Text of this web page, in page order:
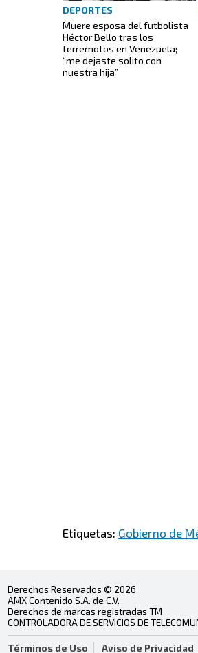
DEPORTES
Muere esposa del futbolista
Héctor Bello tras los
terremotos en Venezuela;
“me dejaste solito con
nuestra hija”
Etiquetas: Gobierno de
Derechos Reservados © 2026
AMX Contenido S.A. de C.V.
Derechos de marcas registradas TM
CONTROLADORA DE SERVICIOS DE
Términos de Uso Aviso de Privacidad